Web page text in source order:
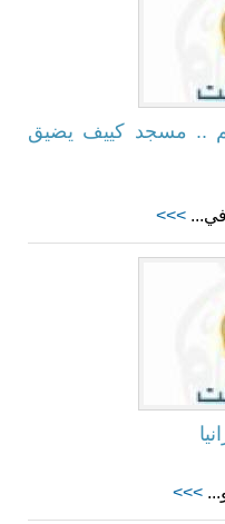
ألف مسلم .. مسجد كييف يضيق
>>>
>>>